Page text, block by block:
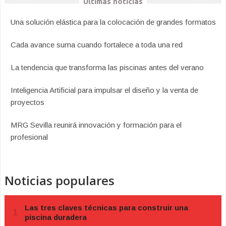
Una solución elástica para la colocación de grandes formatos
Cada avance suma cuando fortalece a toda una red
La tendencia que transforma las piscinas antes del verano
Inteligencia Artificial para impulsar el diseño y la venta de
proyectos
MRG Sevilla reunirá innovación y formación para el
profesional
Noticias populares